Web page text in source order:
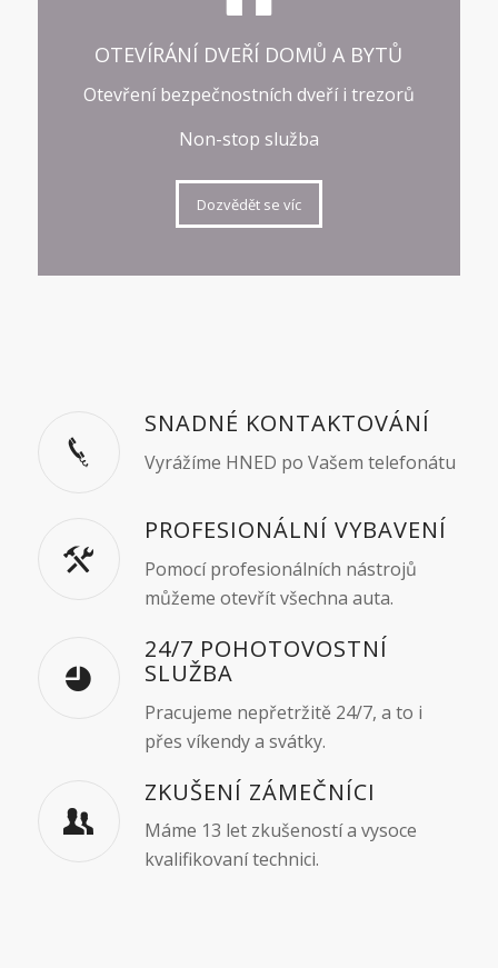
OTEVÍRÁNÍ DVEŘÍ DOMŮ A BYTŮ
Otevření bezpečnostních dveří i trezorů
Non-stop služba
Dozvědět se víc
SNADNÉ KONTAKTOVÁNÍ
Vyrážíme HNED po Vašem telefonátu
PROFESIONÁLNÍ VYBAVENÍ
Pomocí profesionálních nástrojů
můžeme otevřít všechna auta.
24/7 POHOTOVOSTNÍ
SLUŽBA
Pracujeme nepřetržitě 24/7, a to i
přes víkendy a svátky.
ZKUŠENÍ ZÁMEČNÍCI
Máme 13 let zkušeností a vysoce
kvalifikovaní technici.